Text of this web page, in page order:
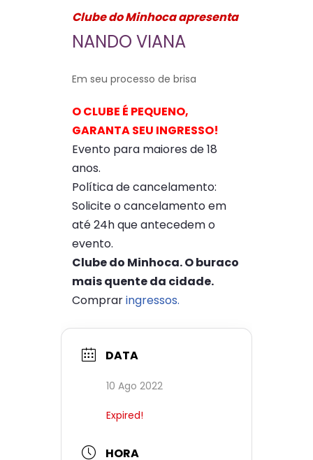
Clube do Minhoca apresenta
NANDO VIANA
Em seu processo de brisa
O CLUBE É PEQUENO,
GARANTA SEU INGRESSO!
Evento para maiores de 18
anos.
Política de cancelamento:
Solicite o cancelamento em
até 24h que antecedem o
evento.
Clube do Minhoca. O buraco
mais quente da cidade.
Compraringressos.
DATA
10 Ago 2022
Expired!
HORA